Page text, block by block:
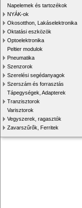
Napelemek és tartozékok
NYÁK-ok
Okosotthon, Lakáselektronika
Oktatási eszközök
Optoelektronika
Peltier modulok
Pneumatika
Szenzorok
Szerelési segédanyagok
Szerszám és forrasztás
Tápegységek, Adapterek
Tranzisztorok
Varisztorok
Vegyszerek, ragasztók
Zavarszűrők, Ferritek